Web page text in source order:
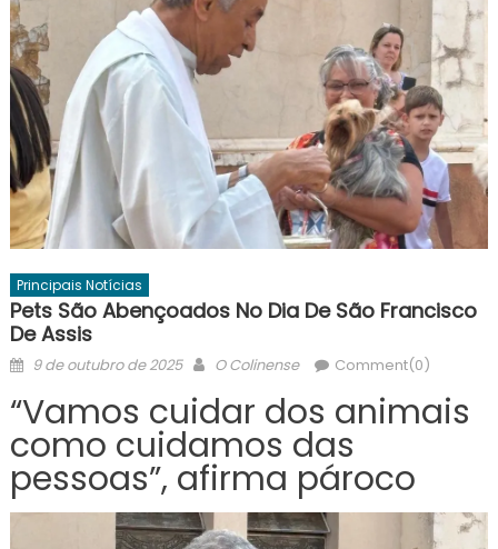
Principais Notícias
Pets São Abençoados No Dia De São Francisco
De Assis
Posted
9 de outubro de 2025 Author
O Colinense Comment(0)
“Vamos cuidar dos animais
como cuidamos das
pessoas”, afirma pároco